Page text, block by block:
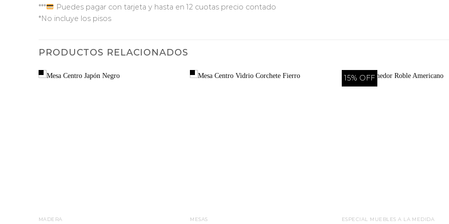
***
Puedes pagar con tarjeta y hasta en 12 cuotas precio contado
*No incluye los pisos
PRODUCTOS RELACIONADOS
MADERA MESAS
15% OFF
ESPECIAL MUEBLES A LA MEDIDA